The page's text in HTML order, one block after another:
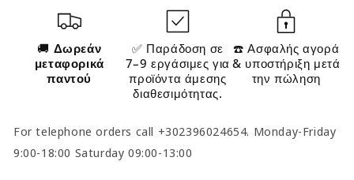
🚚 Δωρεάν
μεταφορικά
παντού
✅ Παράδοση σε
7–9 εργάσιμες για
προϊόντα άμεσης
διαθεσιμότητας.
☎️ Ασφαλής αγορά
& υποστήριξη μετά
την πώληση
For telephone orders call +302396024654. Monday-Friday
9:00-18:00 Saturday 09:00-13:00